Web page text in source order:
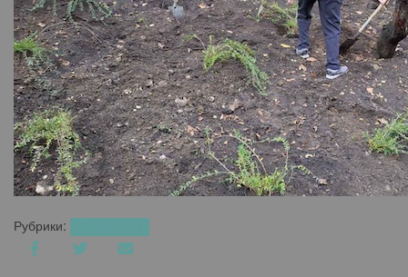
Рубрики: